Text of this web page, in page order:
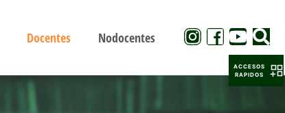
Docentes Nodocentes
ACCESOS
RAPIDOS